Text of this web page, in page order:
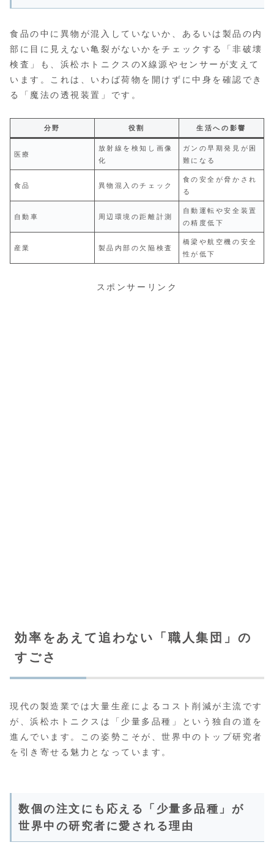
食品の中に異物が混入していないか、あるいは製品の内
部に目に見えない亀裂がないかをチェックする「非破壊
検査」も、浜松ホトニクスのX線源やセンサーが支えて
います。これは、いわば荷物を開けずに中身を確認でき
る「魔法の透視装置」です。
分野 役割 生活への影響
医療
放射線を検知し画像
化
ガンの早期発見が困
難になる
食品 異物混入のチェック
食の安全が脅かされ
る
自動車 周辺環境の距離計測
自動運転や安全装置
の精度低下
産業 製品内部の欠陥検査
橋梁や航空機の安全
性が低下
スポンサーリンク
効率をあえて追わない「職人集団」の
すごさ
現代の製造業では大量生産によるコスト削減が主流です
が、浜松ホトニクスは「少量多品種」という独自の道を
進んでいます。この姿勢こそが、世界中のトップ研究者
を引き寄せる魅力となっています。
数個の注文にも応える「少量多品種」が
世界中の研究者に愛される理由